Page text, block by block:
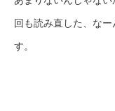
回も読み直した、な
す。